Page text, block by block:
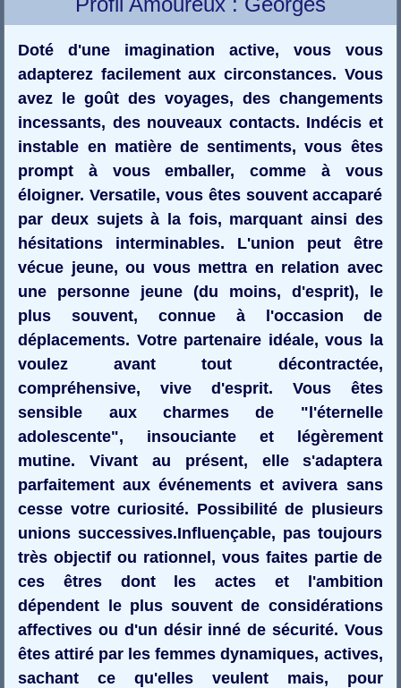
Doté d'une imagination active, vous vous
adapterez facilement aux circonstances. Vous
avez le goût des voyages, des changements
incessants, des nouveaux contacts. Indécis et
instable en matière de sentiments, vous êtes
prompt à vous emballer, comme à vous
éloigner. Versatile, vous êtes souvent accaparé
par deux sujets à la fois, marquant ainsi des
hésitations interminables. L'union peut être
vécue jeune, ou vous mettra en relation avec
une personne jeune (du moins, d'esprit), le
plus souvent, connue à l'occasion de
déplacements. Votre partenaire idéale, vous la
voulez avant tout décontractée,
compréhensive, vive d'esprit. Vous êtes
sensible aux charmes de "l'éternelle
adolescente", insouciante et légèrement
mutine. Vivant au présent, elle s'adaptera
parfaitement aux événements et avivera sans
cesse votre curiosité. Possibilité de plusieurs
unions successives.Influençable, pas toujours
très objectif ou rationnel, vous faites partie de
ces êtres dont les actes et l'ambition
dépendent le plus souvent de considérations
affectives ou d'un désir inné de sécurité. Vous
êtes attiré par les femmes dynamiques, actives,
sachant ce qu'elles veulent mais, pour